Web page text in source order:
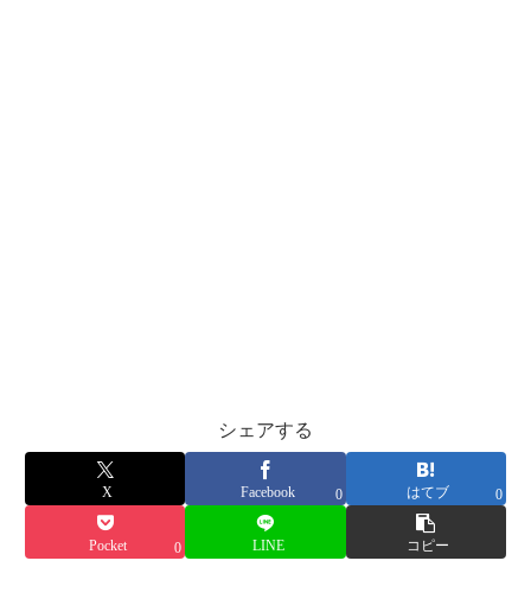
シェアする
X Facebook 0 はてブ 0
Pocket 0 LINE コピー